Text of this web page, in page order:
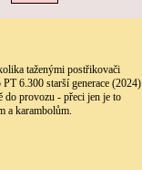
taženými postřikovači
6.300 starší generace (2024)
do provozu - přeci jen je to
a karambolům.